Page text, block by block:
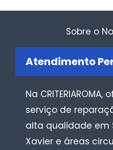
Sobre o
Atendimento
Na
serviço de
alta qualidade em
Xavier e áreas